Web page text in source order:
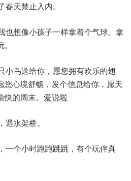
天禁止入内。
也想像小孩子一样拿着个气球。拿
小鸟送给你，愿您拥有欢乐的翅
您心境舒畅，发个信息给你，愿天
的周末。 爱说啦
水架桥。
一个小时跑跑跳跳，有个玩伴真